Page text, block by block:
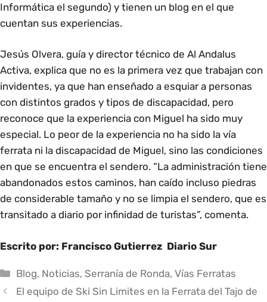
Informática el segundo) y tienen un blog en el que
cuentan sus experiencias.
Jesús Olvera, guía y director técnico de Al Andalus
Activa, explica que no es la primera vez que trabajan con
invidentes, ya que han enseñado a esquiar a personas
con distintos grados y tipos de discapacidad, pero
reconoce que la experiencia con Miguel ha sido muy
especial. Lo peor de la experiencia no ha sido la vía
ferrata ni la discapacidad de Miguel, sino las condiciones
en que se encuentra el sendero. “La administración tiene
abandonados estos caminos, han caído incluso piedras
de considerable tamaño y no se limpia el sendero, que es
transitado a diario por infinidad de turistas”, comenta.
Escrito por: Francisco Gutierrez Diario Sur
Categorías
Blog, Noticias,Serranía de Ronda,Vías Ferratas
El equipo de Ski Sin Limites en la Ferrata del Tajo de